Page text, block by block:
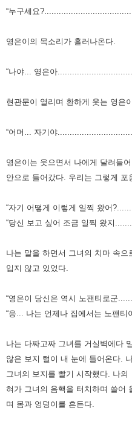
“누구세요
영은이의 목소리가 흘러나온다.
“나야... 영은아
현관문이 열리며 환하게 웃는 영은
“어머... 자기야
영은이는 웃으면서 나에게 달려들어
안으로 들어갔다. 우리는 그렇게 포
“자기 어떻게 이렇게 일찍 왔어
“당신 보고 싶어 조금 일찍 왔지
나는 말을 하면서 그녀의 치마 속
입지 않고 있었다.
“영은이 당신은 역시 노팬티로군
“응... 나는 언제나 집에서는 노팬티
나는 다짜고짜 그녀를 거실벽에다
않은 보지 털이 내 눈에 들어온다.
그녀의 보지를 빨기 시작했다. 나의
혀가 그녀의 음핵을 터치하며 쓸어
며 몸과 엉덩이를 흔든다.